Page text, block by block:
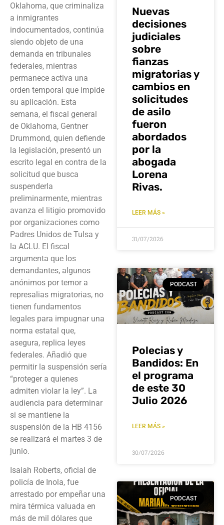
Oklahoma, que criminaliza
a inmigrantes
indocumentados, continúa
siendo objeto de una
demanda en tribunales
federales, mientras
permanece activa una
orden temporal que impide
su aplicación. Esta
semana, el fiscal general
de Oklahoma, Gentner
Drummond, quien defiende
la legislación, presentó un
escrito legal en contra de la
solicitud que busca
suspenderla
preliminarmente, mientras
avanza el litigio promovido
por organizaciones como
Padres Unidos de Tulsa y
la ACLU. El fiscal
argumenta que los
demandantes, algunos
anónimos por temor a
represalias migratorias, no
tienen fundamentos
legales para impugnar una
norma estatal que,
asegura, replica leyes
federales. Añadió que
permitir la suspensión sería
“proteger a quienes
admiten violar la ley”. La
audiencia para determinar
si se mantiene la
suspensión de la HB 4156
se realizará el martes 3 de
junio.
Isaiah Roberts, oficial de
policía de Inola, fue
arrestado por empeñar una
mira térmica valuada en
más de mil dólares que
Nuevas
decisiones
judiciales
sobre
fianzas
migratorias y
cambios en
solicitudes
de asilo
fueron
abordados
por la
abogada
Lorena
Rivas.
LEER MÁS »
31/07/2026
PODCAST
Polecias y
Bandidos: En
el programa
de este 30
Julio 2026
LEER MÁS »
30/07/2026
PODCAST